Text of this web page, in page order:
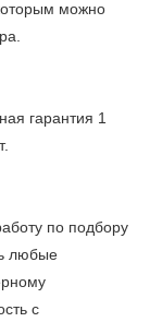
можно
гарантия 1
по подбору
любые
с